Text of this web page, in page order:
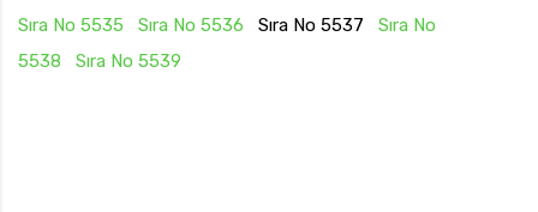
Sıra No 5535 Sıra No 5536 Sıra No 5537 Sıra No
5538
Sıra No 5539